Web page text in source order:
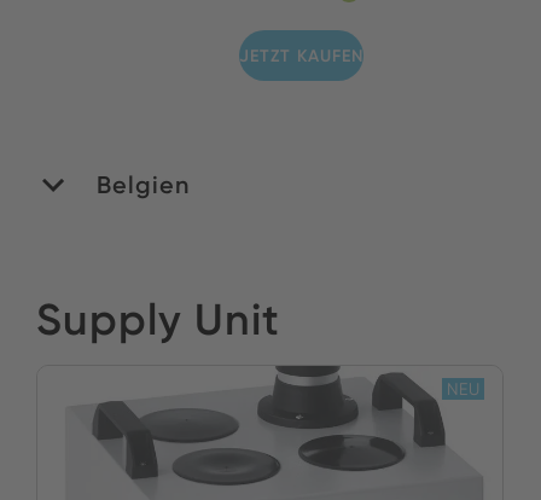
JETZT KAUFEN
Belgien
Bestand:
JETZT KAUFEN
Supply Unit
NEU